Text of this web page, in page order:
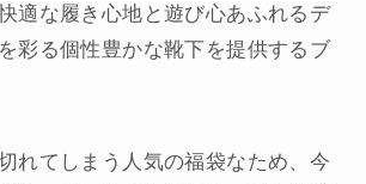
適な履き心地と遊び心あふれるデ
彩る個性豊かな靴下を提供するブ
れてしまう人気の福袋なため、今